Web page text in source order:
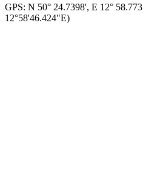
GPS: N 50° 24.7398', E 12°
12°58'46.424"E)